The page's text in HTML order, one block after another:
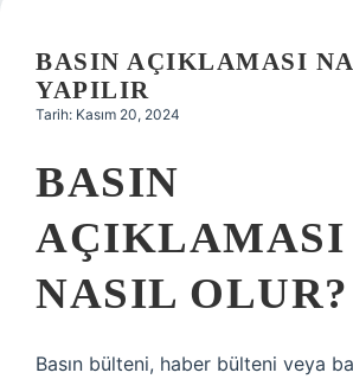
BASIN AÇIKLAMASI
YAPILIR
Tarih: Kasım 20, 2024
BASIN
AÇIKLAMASI
NASIL OLUR?
Basın bülteni, haber bülteni veya